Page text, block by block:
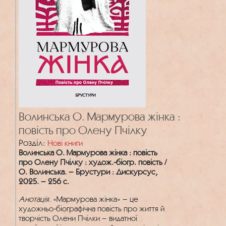
Волинська О. Мармурова жінка :
повість про Олену Пчілку
Розділ: Нові книги
Волинська О. Мармурова жінка : повість
про Олену Пчілку : худож.-біогр. повість /
О. Волинська. – Брустури : Дискурсус,
2025. – 256 с.
Анотація. «Мармурова жінка» – це
художньо-біографічна повість про життя й
творчість Олени Пчілки – видатної